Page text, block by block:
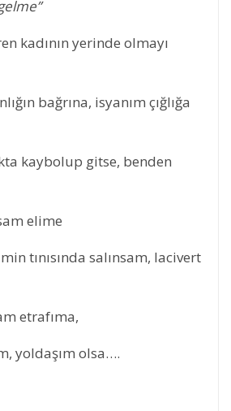
kadının yerinde olmayı
bağrına, isyanım çığlığa
kaybolup gitse, benden
elime
tınısında salınsam, lacivert
etrafıma,
yoldaşım olsa….